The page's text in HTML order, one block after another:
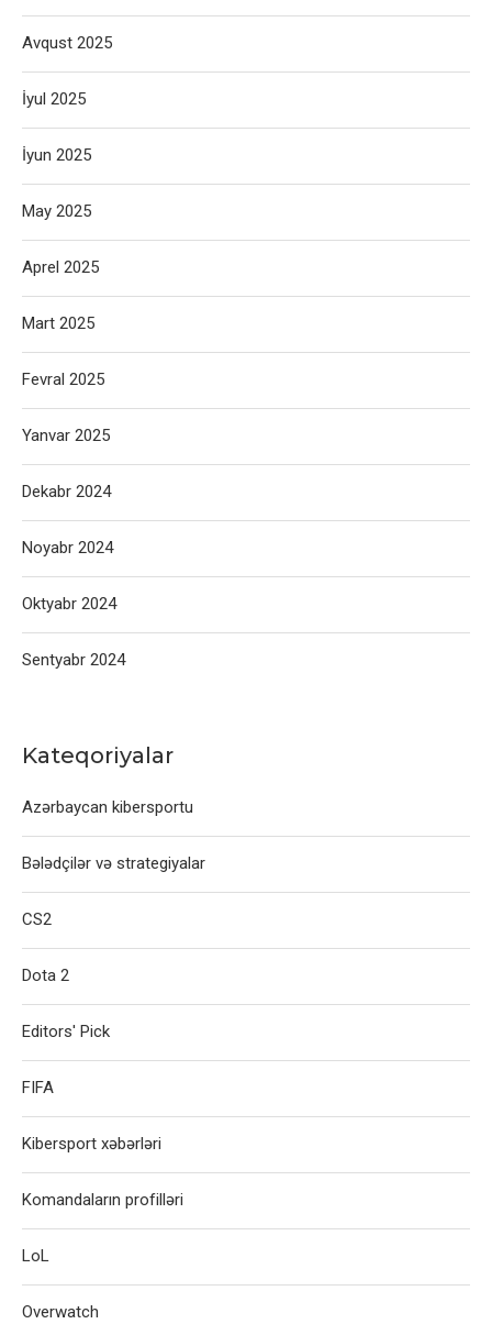
Avqust 2025
İyul 2025
İyun 2025
May 2025
Aprel 2025
Mart 2025
Fevral 2025
Yanvar 2025
Dekabr 2024
Noyabr 2024
Oktyabr 2024
Sentyabr 2024
Kateqoriyalar
Azərbaycan kibersportu
Bələdçilər və strategiyalar
CS2
Dota 2
Editors' Pick
FIFA
Kibersport xəbərləri
Komandaların profilləri
LoL
Overwatch